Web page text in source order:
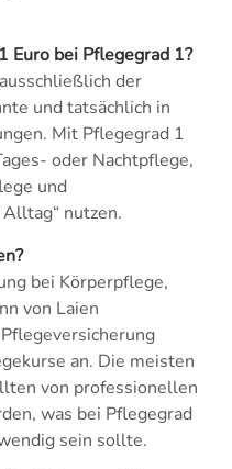
Euro bei Pflegegrad 1?
der
und tatsächlich in
Mit Pflegegrad 1
oder Nachtpflege,
und
nutzen.
bei Körperpflege,
von Laien
an. Die meisten
von professionellen
was bei Pflegegrad
sein sollte.